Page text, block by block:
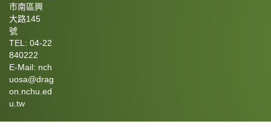
市南區興
大路145
號
TEL: 04-22
840222
E-Mail: nch
uosa@drag
on.nchu.ed
u.tw